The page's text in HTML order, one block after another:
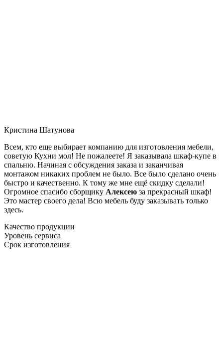
Кристина Шатунова
Всем, кто еще выбирает компанию для изготовления мебели,
советую Кухни мол! Не пожалеете! Я заказывала шкаф-купе в
спальню. Начиная с обсуждения заказа и заканчивая
монтажом никаких проблем не было. Все было сделано очень
быстро и качественно. К тому же мне ещё скидку сделали!
Огромное спасибо сборщику Алексею за прекрасный шкаф!
Это мастер своего дела! Всю мебель буду заказывать только
здесь.
Качество продукции
Уровень сервиса
Срок изготовления